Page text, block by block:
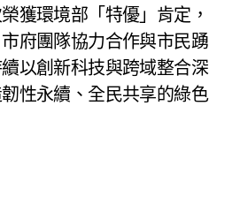
獲環境部「特優」肯定，
府團隊協力合作與市民踴
以創新科技與跨域整合深
性永續、全民共享的綠色